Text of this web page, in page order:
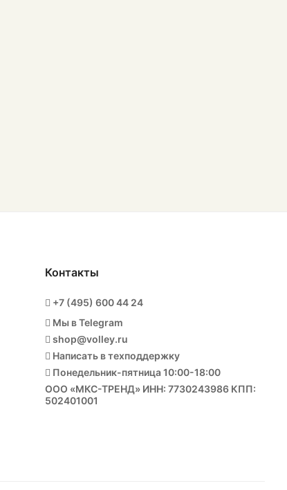
Контакты
+7 (495) 600 44 24
Мы в Telegram
shop@volley.ru
Написать в техподдержку
Понедельник-пятница 10:00-18:00
ООО «МКС-ТРЕНД» ИНН: 7730243986 КПП:
502401001